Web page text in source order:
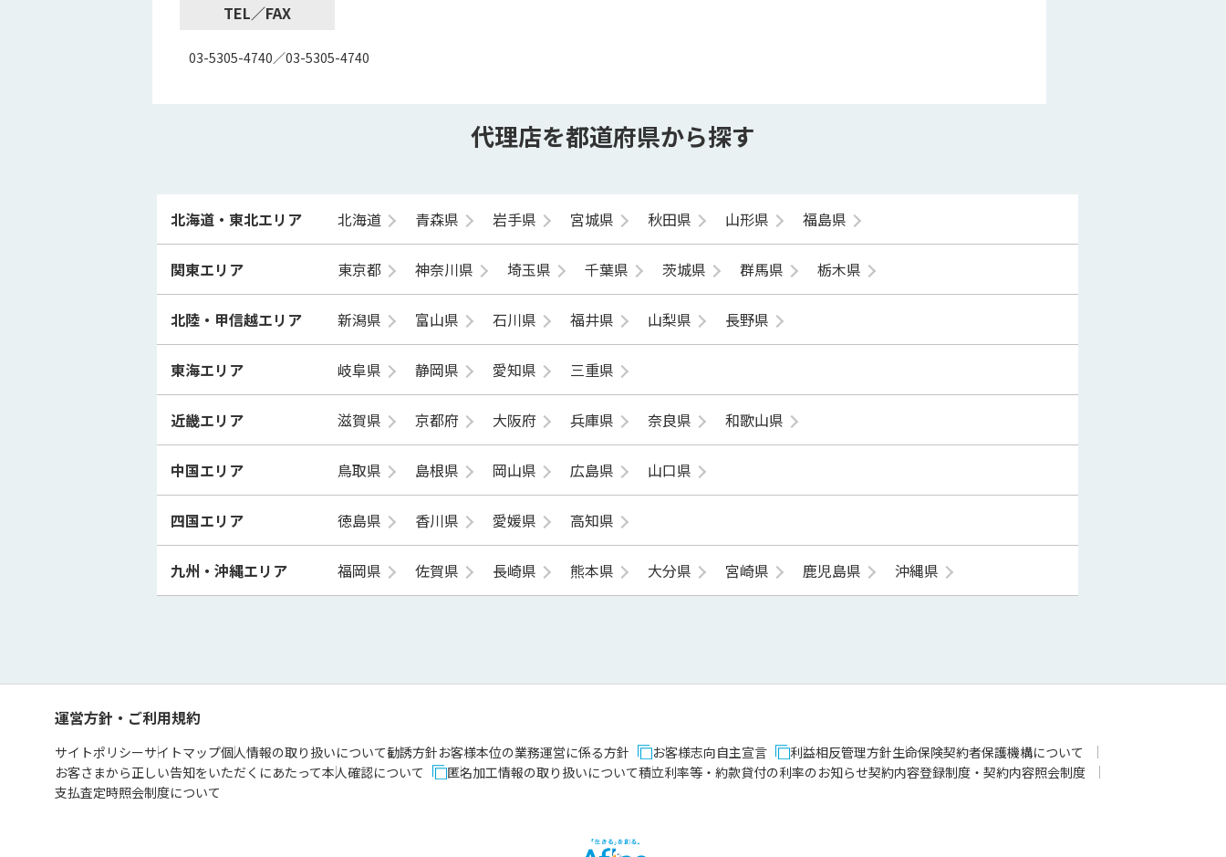
TEL／FAX
03-5305-4740／03-5305-4740
代理店を都道府県から探す
北海道・東北エリア 北海道 青森県 岩手県 宮城県 秋田県 山形県 福島県
関東エリア 東京都 神奈川県 埼玉県 千葉県 茨城県 群馬県 栃木県
北陸・甲信越エリア 新潟県 富山県 石川県 福井県 山梨県 長野県
東海エリア 岐阜県 静岡県 愛知県 三重県
近畿エリア 滋賀県 京都府 大阪府 兵庫県 奈良県 和歌山県
中国エリア 鳥取県 島根県 岡山県 広島県 山口県
四国エリア 徳島県 香川県 愛媛県 高知県
九州・沖縄エリア 福岡県 佐賀県 長崎県 熊本県 大分県 宮崎県 鹿児島県 沖縄県
運営方針・ご利用規約
サイトポリシーサイトマップ個人情報の取り扱いについて勧誘方針お客様本位の業務運営に係る方針 お客様志向自主宣言 利益相反管理方針生命保険契約者保護機構について
お客さまから正しい告知をいただくにあたって本人確認について 匿名加工情報の取り扱いについて積立利率等・約款貸付の利率のお知らせ契約内容登録制度・契約内容照会制度
支払査定時照会制度について